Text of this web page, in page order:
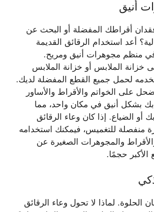
أنيق
أقراطك المفضلة أو البحث عن
أعد استخدام الرقائق القديمة
منظم مجوهرات أنيق ومريح.
الملابس أو خزانة الملابس
لحمل جميع القطع المفضلة لديك.
على الخواتم والأقراط والأساور
بك بشكل أنيق في مكان واحد، مما
أو الضياع. إذا كان وعاء الرقائق
منفصلة للتغميس، فيمكنك استخدامه
والمجوهرات الصغيرة عن
الأكبر حجمًا.
الحلوة. لماذا لا تحول وعاء الرقائق